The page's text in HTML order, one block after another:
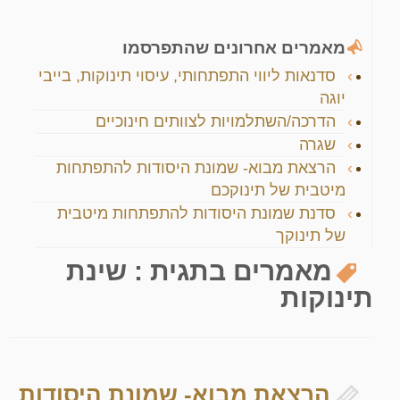
מאמרים אחרונים שהתפרסמו
סדנאות ליווי התפתחותי, עיסוי תינוקות, בייבי
יוגה
הדרכה/השתלמויות לצוותים חינוכיים
שגרה
הרצאת מבוא- שמונת היסודות להתפתחות
מיטבית של תינוקכם
סדנת שמונת היסודות להתפתחות מיטבית
של תינוקך
מאמרים בתגית : שינת
תינוקות
הרצאת מבוא- שמונת היסודות